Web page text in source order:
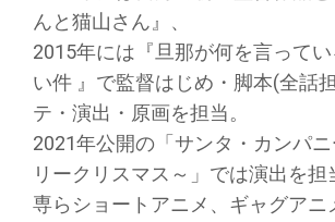
んと猫山さん』 、
2015年には『旦那が何を言って
い件 』で監督はじめ・脚本(全話
テ・演出・ 原画を担当。
2021年公開の「サンタ・カンパ
リークリスマス～」では演出を担
専らショートアニメ、ギャグアニ